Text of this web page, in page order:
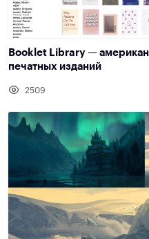
Booklet Library —
печатных изданий
2509